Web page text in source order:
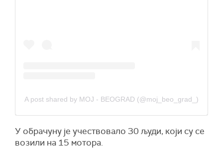
A post shared by MOJ - BEOGRAD (@moj_beo_grad_)
У обрачуну је учествовало 30 људи, који су се
возили на 15 мотора.